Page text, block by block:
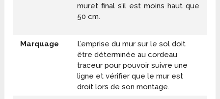
muret final s’il est moins haut que
50 cm.
Marquage
L’emprise du mur sur le sol doit
être déterminée au cordeau
traceur pour pouvoir suivre une
ligne et vérifier que le mur est
droit lors de son montage.